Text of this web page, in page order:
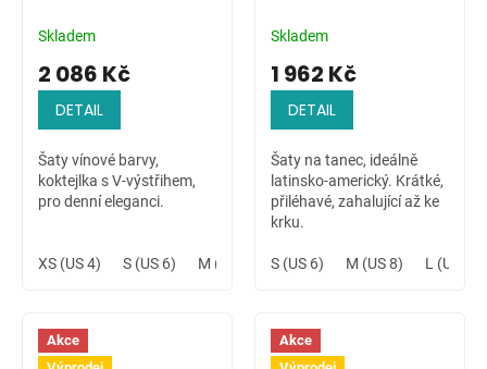
Skladem
2 086 Kč
DETAIL
Šaty vínové barvy,
koktejlka s V-výstřihem,
pro denní eleganci.
XS (US 4) S (US 6) M (US 8) XL (US 12) XXL (US 14)
třásněmi
Skladem
1 962 Kč
DETAIL
Šaty na tanec, ideálně
latinsko-americký. Krátké,
přiléhavé, zahalující až ke
krku.
S (US 6) M (US 8) L (US 10)
Akce
Akce